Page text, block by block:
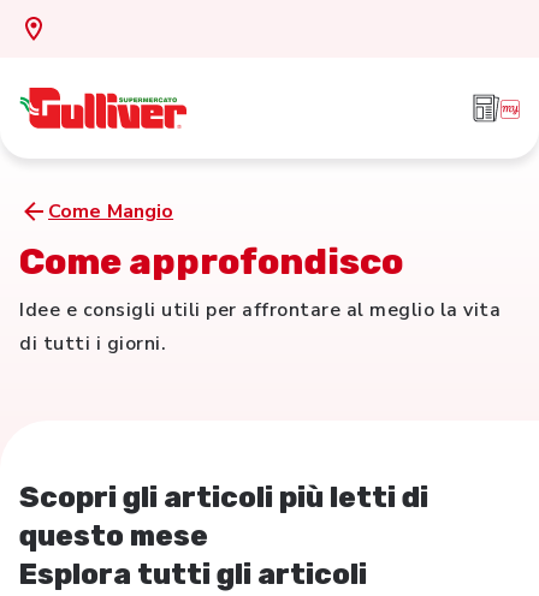
Come Mangio
Come approfondisco
Idee e consigli utili per affrontare al meglio la vita
di tutti i giorni.
Scopri gli articoli più letti di
questo mese
Esplora tutti gli articoli